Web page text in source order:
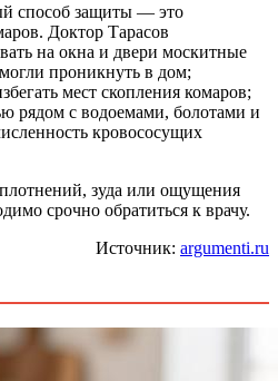
способ защиты — это
Доктор Тарасов
на окна и двери москитные
проникнуть в дом;
мест скопления комаров;
рядом с водоемами, болотами и
кровососущих
зуда или ощущения
срочно обратиться к врачу.
Источник: argumenti.ru